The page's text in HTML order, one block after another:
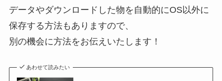
データやダウンロードした物を自動的にOS以外に
保存する方法もありますので、
別の機会に方法をお伝えいたします！
あわせて読みたい